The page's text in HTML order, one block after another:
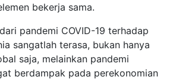
bekerja sama.
pandemi COVID-19 terhadap
sangatlah terasa, bukan hanya
saja, melainkan pandemi
berdampak pada perekonomian